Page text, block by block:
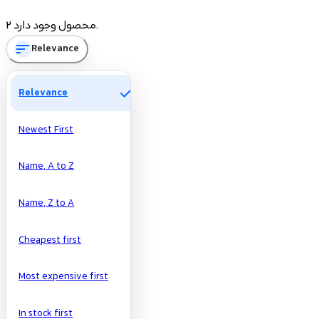
تومان تومان
2 محصول وجود دارد.
sortRelevance
Relevance check
Newest First
Name, A to Z
Name, Z to A
Cheapest first
Most expensive first
In stock first